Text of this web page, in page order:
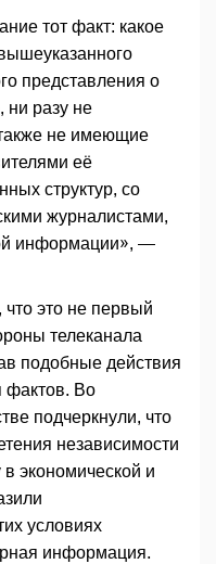
тот факт: какое
представления о
ни разу не
не имеющие
её
структур, со
журналистами,
информации», —
это не первый
телеканала
подобные действия
фактов. Во
подчеркнули, что
независимости
экономической и
условиях
информация.